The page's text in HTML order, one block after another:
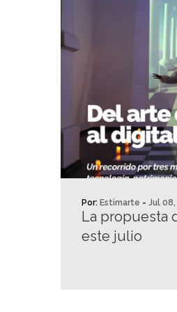
Por: Estimarte - Jul
La propuesta
este julio